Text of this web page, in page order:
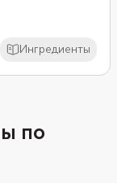
Ингредиенты
по